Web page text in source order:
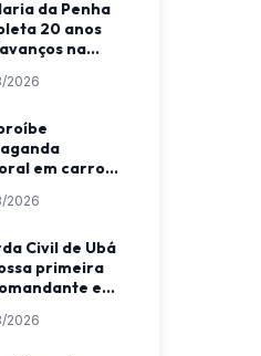
da Penha
20 anos
na
e desafios
2026
em carros
transporte
2026
Civil de Ubá
primeira
e
à proteção
2026